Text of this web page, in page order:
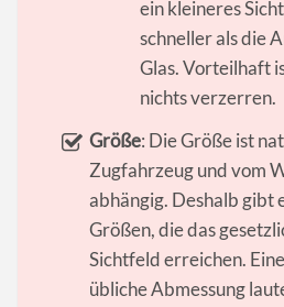
ein kleineres
schneller als die
Glas. Vorteilhaft
nichts verzerren.
Größe: Die Größe ist
Zugfahrzeug und vom
abhängig. Deshalb gibt
Größen, die das
Sichtfeld erreichen.
übliche Abmessung